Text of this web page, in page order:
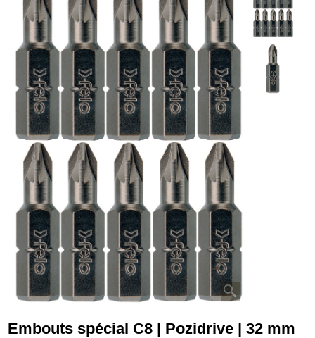
Embouts spécial C8 | Pozidrive | 32 mm